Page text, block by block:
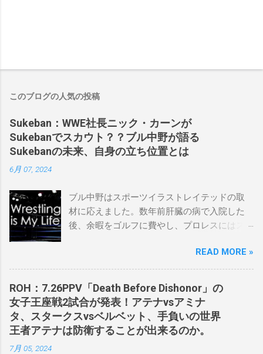
このブログの人気の投稿
Sukeban：WWE社長ニック・カーンが
Sukebanでスカウト？？ブル中野が語る
Sukebanの未来、自身の立ち位置とは
6月 07, 2024
ブル中野はスポーツイラストレイテッドの取
材に応えました。数年前肝臓の病で入院した
後、余暇をゴルフに費やし、プロレスにはス
ました。なお、新しいプロモーションは無限
の可能性に満ちており、先日WWEのニック・
カーン社長にスカウトされました。 「私は
2023年にスケバンのコミッショナーに任命さ
れました。スケバンの醍醐味は、日本独自の
文化の過去、現在、未来をリング上で見るこ
とができることです。何十年も前のスケバン
READ MORE »
ROH：7.26PPV「Death Before Dishonor」の
女子王座戦2試合が発表！アテナvsアミナ
タ、スタークスvsベルベット、手負いの世界
王者アテナは防衛することが出来るのか。
7月 05, 2024